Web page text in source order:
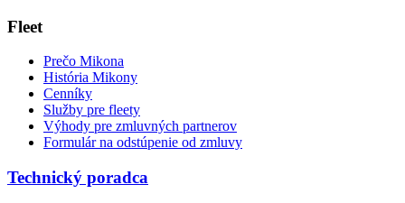
Fleet
Prečo Mikona
História Mikony
Cenníky
Služby pre fleety
Výhody pre zmluvných partnerov
Formulár na odstúpenie od zmluvy
Technický poradca